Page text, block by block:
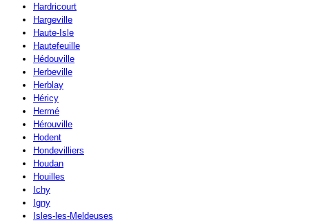
Hardricourt
Hargeville
Haute-Isle
Hautefeuille
Hédouville
Herbeville
Herblay
Héricy
Hermé
Hérouville
Hodent
Hondevilliers
Houdan
Houilles
Ichy
Igny
Isles-les-Meldeuses